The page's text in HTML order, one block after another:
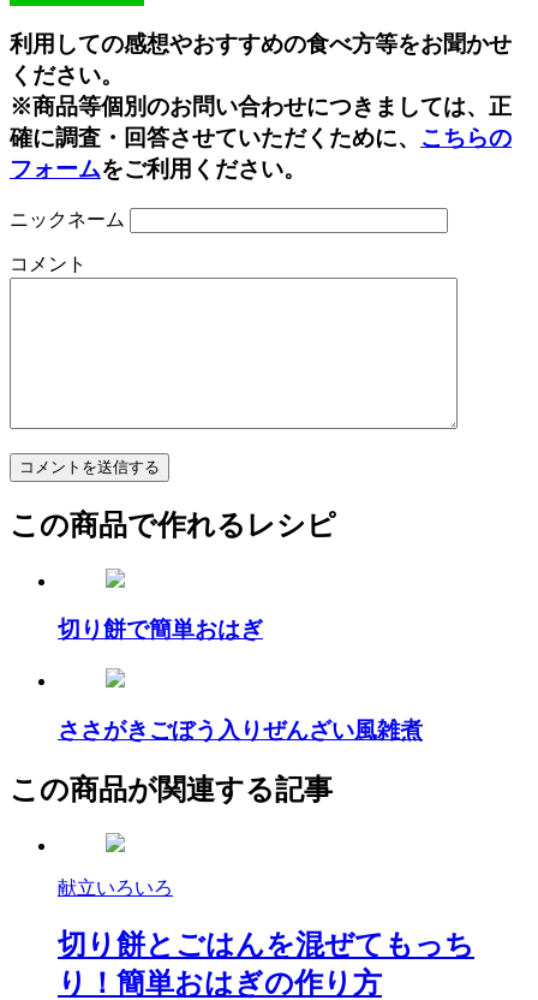
利用しての感想やおすすめの食べ方等をお聞かせ
ください。
※商品等個別のお問い合わせにつきましては、正
確に調査・回答させていただくために、 こちらの
フォームをご利用ください。
ニックネーム
コメント
この商品で作れるレシピ
切り餅で簡単おはぎ
ささがきごぼう入りぜんざい風雑煮
この商品が関連する記事
献立いろいろ
切り餅とごはんを混ぜてもっち
り！簡単おはぎの作り方